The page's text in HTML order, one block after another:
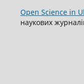
Open Science in
наукових